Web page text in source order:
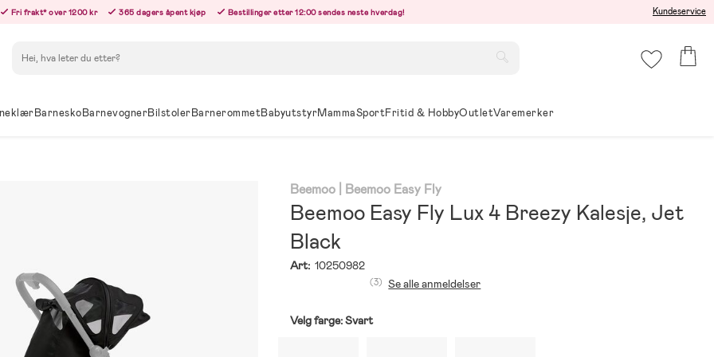
Fri frakt* over 1200 kr 365 dagers åpent kjøp Bestillinger etter 12:00 sendes neste hverdag! Kundeservice
BarneskoBarnevognerBilstolerBarnerommetBabyutstyrMammaSportFritid & HobbyOutletVaremerker
Beemoo | Beemoo Easy Fly
Beemoo Easy Fly Lux 4 Breezy Kalesje, Jet
Black
Art: 10250982
(3) Se alle anmeldelser
Velg farge:Svart